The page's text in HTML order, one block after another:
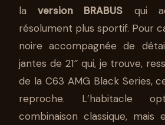
laversion BRABUS qui
résolument plus sportif. Pour
noire accompagnée de
jantes de 21″ qui, je trouve,
de la C63 AMG Black Series,
reproche. L’habitacle
combinaison classique, mais